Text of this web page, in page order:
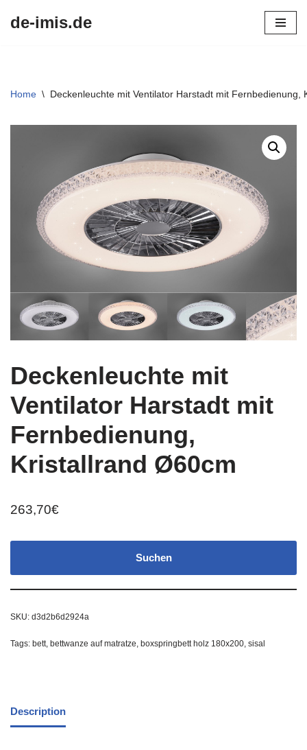
de-imis.de
Home \ Deckenleuchte mit Ventilator Harstadt mit Fernbedienung,
Deckenleuchte mit
Ventilator Harstadt mit
Fernbedienung,
Kristallrand Ø60cm
263,70€
Suchen
SKU: d3d2b6d2924a
Tags: bett bettwanze auf matratze boxspringbett holz 180x200 sisal
Description